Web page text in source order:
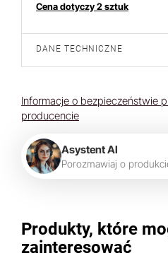
Cena dotyczy 2 sztuk
DANE TECHNICZNE
Informacje o bezpieczeństwie
producencie
Asystent AI
Porozmawiaj o produkci
Produkty, które
zainteresować